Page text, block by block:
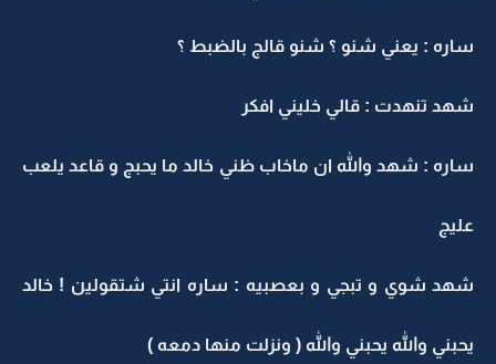
ساره : يعني شنو ؟ شنو قالج بالضبط ؟
شهد تنهدت : قالي خليني افكر
ساره : شهد والله ان ماخاب ظني خالد ما يحبج و قاعد يلعب
عليج
شهد شوي و تبجي و بعصبيه : ساره انتي شتقولين ! خالد
يحبني والله يحبني والله ( ونزلت منها دمعه )